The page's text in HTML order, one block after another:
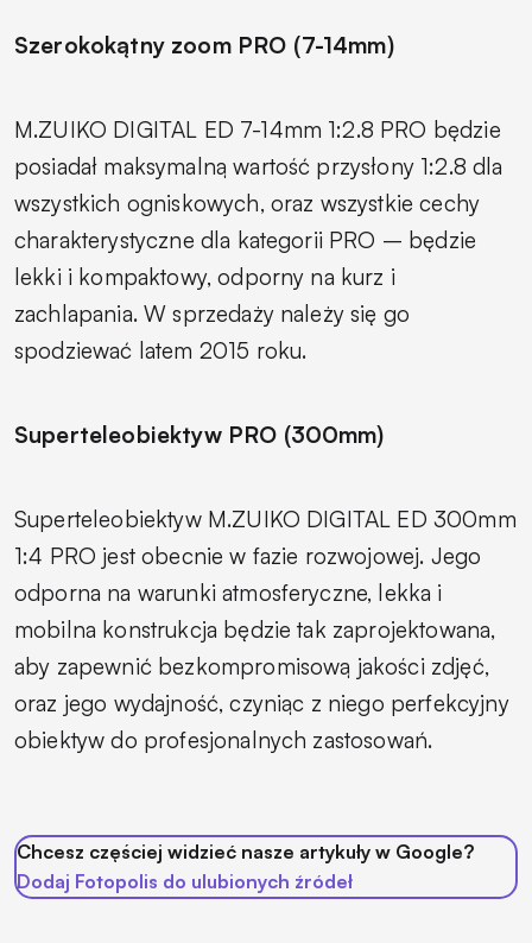
Szerokokątny zoom PRO (7-14mm)
M.ZUIKO DIGITAL ED 7-14mm 1:2.8 PRO będzie
posiadał maksymalną wartość przysłony 1:2.8 dla
wszystkich ogniskowych, oraz wszystkie cechy
charakterystyczne dla kategorii PRO – będzie
lekki i kompaktowy, odporny na kurz i
zachlapania. W sprzedaży należy się go
spodziewać latem 2015 roku.
Superteleobiektyw PRO (300mm)
Superteleobiektyw M.ZUIKO DIGITAL ED 300mm
1:4 PRO jest obecnie w fazie rozwojowej. Jego
odporna na warunki atmosferyczne, lekka i
mobilna konstrukcja będzie tak zaprojektowana,
aby zapewnić bezkompromisową jakości zdjęć,
oraz jego wydajność, czyniąc z niego perfekcyjny
obiektyw do profesjonalnych zastosowań.
Chcesz częściej widzieć nasze artykuły w Google?
Dodaj Fotopolis do ulubionych źródeł